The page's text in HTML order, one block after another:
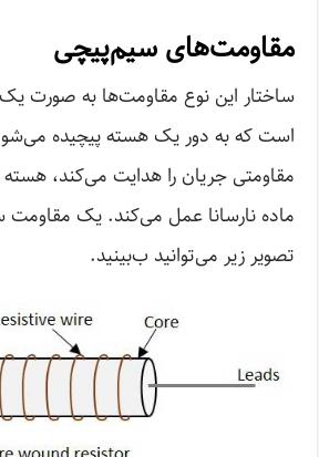
مقاومت‌های سیم‌پیچی
ساختار این نوع مقاومت‌ها به صورت
است که به دور یک هسته پیچیده
مقاومتی جریان را هدایت می‌کند،
ماده نارسانا عمل می‌کند. یک مقاومت
تصویر زیر می‌توانید ب‌بینید.